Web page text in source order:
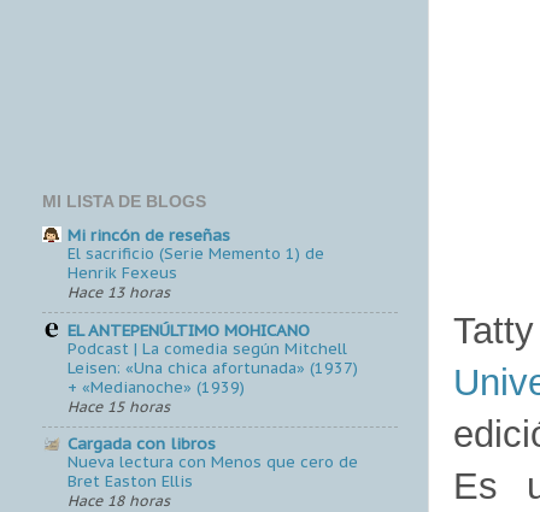
Es
MI LISTA DE BLOGS
Mi rincón de reseñas
El sacrificio (Serie Memento 1) de
Henrik Fexeus
Hace 13 horas
EL ANTEPENÚLTIMO MOHICANO
Podcast | La comedia según Mitchell
Leisen: «Una chica afortunada» (1937)
+ «Medianoche» (1939)
Hace 15 horas
Cargada con libros
Nueva lectura con Menos que cero de
Bret Easton Ellis
Hace 18 horas